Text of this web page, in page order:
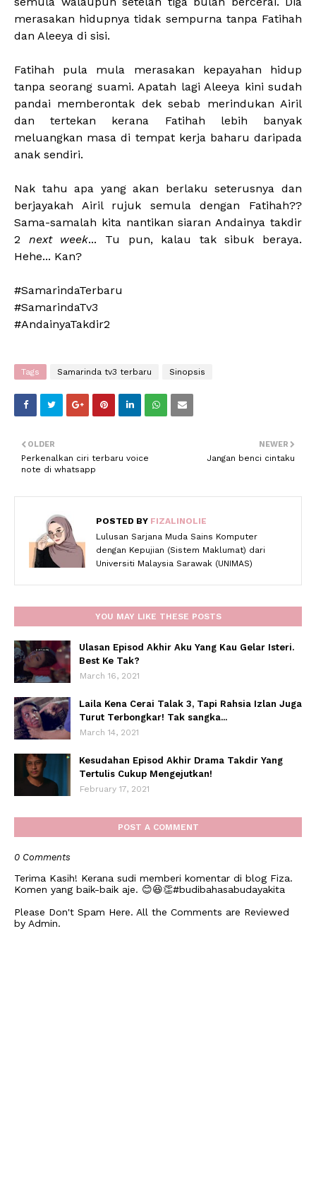
merasakan hidupnya tidak sempurna tanpa Fatihah
dan Aleeya di sisi.
Fatihah pula mula merasakan kepayahan hidup
tanpa seorang suami. Apatah lagi Aleeya kini sudah
pandai memberontak dek sebab merindukan Airil
dan tertekan kerana Fatihah lebih banyak
meluangkan masa di tempat kerja baharu daripada
anak sendiri.
Nak tahu apa yang akan berlaku seterusnya dan
berjayakah Airil rujuk semula dengan Fatihah??
Sama-samalah kita nantikan siaran Andainya takdir
2 next week... Tu pun, kalau tak sibuk beraya.
Hehe... Kan?
#SamarindaTerbaru
#SamarindaTv3
#AndainyaTakdir2
Tags Samarinda tv3 terbaru Sinopsis
NEWER
Jangan benci cintaku
OLDER
Perkenalkan ciri terbaru voice
note di whatsapp
POSTED BY FIZALINOLIE
Lulusan Sarjana Muda Sains Komputer
dengan Kepujian (Sistem Maklumat) dari
Universiti Malaysia Sarawak (UNIMAS)
YOU MAY LIKE THESE POSTS
Ulasan Episod Akhir Aku Yang Kau Gelar Isteri.
Best Ke Tak?
March 16, 2021
Laila Kena Cerai Talak 3, Tapi Rahsia Izlan Juga
Turut Terbongkar! Tak sangka...
March 14, 2021
Kesudahan Episod Akhir Drama Takdir Yang
Tertulis Cukup Mengejutkan!
February 17, 2021
POST A COMMENT
0 Comments
Terima Kasih! Kerana sudi memberi komentar di blog Fiza.
Komen yang baik-baik aje. 😊😆👏#budibahasabudayakita
Please Don't Spam Here. All the Comments are Reviewed
by Admin.